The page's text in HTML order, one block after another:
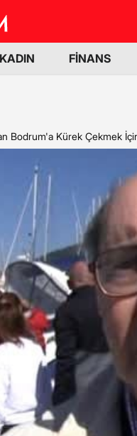
KADIN FİNANS
Bodrum'a Kürek Çekmek